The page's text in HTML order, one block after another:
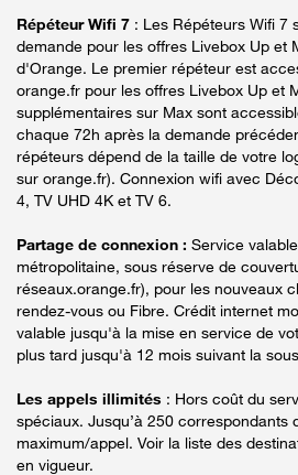
Répéteur Wifi 7 : Les Répéteurs Wifi 7
demande pour les offres Livebox Up et
d'Orange. Le premier répéteur est
orange.fr pour les offres Livebox Up et
supplémentaires sur Max sont
chaque 72h après la demande
répéteurs dépend de la taille de votre
sur orange.fr). Connexion wifi avec
4, TV UHD 4K et TV 6.
Partage de connexion : Service
métropolitaine, sous réserve de
réseaux.orange.fr), pour les nouveaux
rendez-vous ou Fibre. Crédit internet
valable jusqu'à la mise en service de
plus tard jusqu'à 12 mois suivant la
Les appels illimités : Hors coût du
spéciaux. Jusqu’à 250 correspondants
maximum/appel. Voir la liste des
en vigueur.